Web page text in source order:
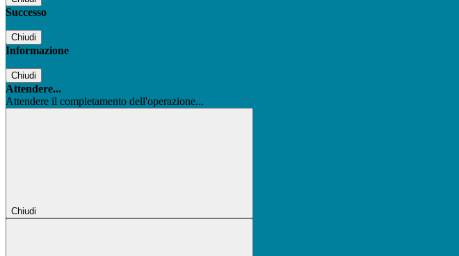
Successo
Chiudi
Informazione
Chiudi
Attendere...
Attendere il completamento dell'operazione...
Chiudi